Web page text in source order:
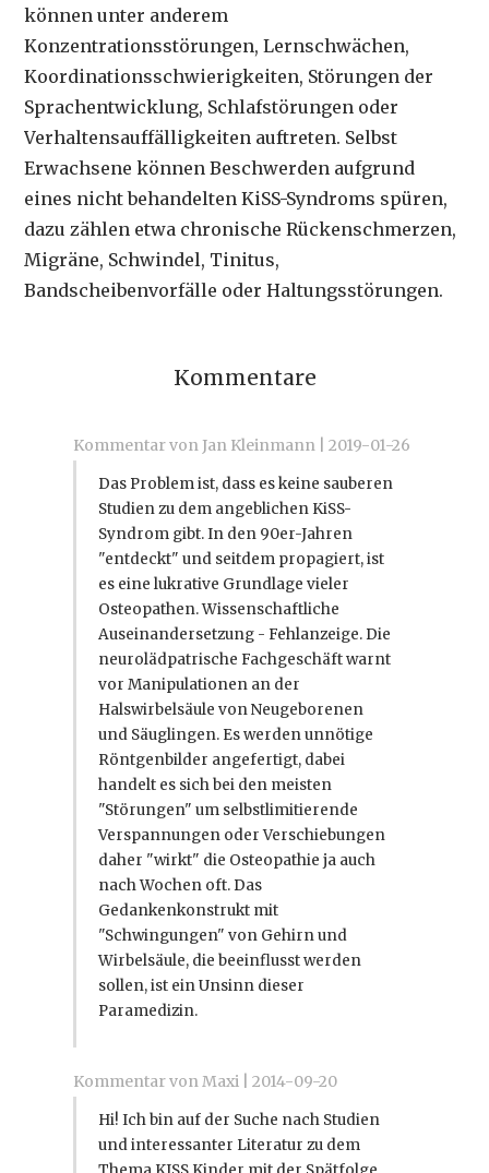
können unter anderem
Konzentrationsstörungen, Lernschwächen,
Koordinationsschwierigkeiten, Störungen der
Sprachentwicklung, Schlafstörungen oder
Verhaltensauffälligkeiten auftreten. Selbst
Erwachsene können Beschwerden aufgrund
eines nicht behandelten KiSS-Syndroms spüren,
dazu zählen etwa chronische Rückenschmerzen,
Migräne, Schwindel, Tinitus,
Bandscheibenvorfälle oder Haltungsstörungen.
Kommentare
Kommentar von Jan Kleinmann |2019-01-26
Das Problem ist, dass es keine sauberen
Studien zu dem angeblichen KiSS-
Syndrom gibt. In den 90er-Jahren
"entdeckt" und seitdem propagiert, ist
es eine lukrative Grundlage vieler
Osteopathen. Wissenschaftliche
Auseinandersetzung - Fehlanzeige. Die
neurolädpatrische Fachgeschäft warnt
vor Manipulationen an der
Halswirbelsäule von Neugeborenen
und Säuglingen. Es werden unnötige
Röntgenbilder angefertigt, dabei
handelt es sich bei den meisten
"Störungen" um selbstlimitierende
Verspannungen oder Verschiebungen
daher "wirkt" die Osteopathie ja auch
nach Wochen oft. Das
Gedankenkonstrukt mit
"Schwingungen" von Gehirn und
Wirbelsäule, die beeinflusst werden
sollen, ist ein Unsinn dieser
Paramedizin.
Kommentar von Maxi |2014-09-20
Hi! Ich bin auf der Suche nach Studien
und interessanter Literatur zu dem